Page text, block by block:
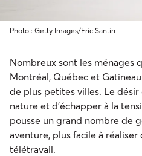
Photo : Getty Images/Eric Santin
Nombreux sont les ménages
Montréal, Québec et
de plus petites villes. Le
nature et d’échapper à la
pousse un grand nombre de
aventure, plus facile à réaliser
télétravail.